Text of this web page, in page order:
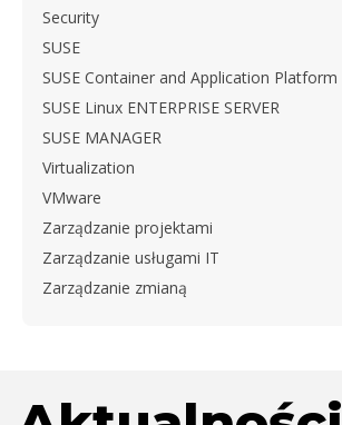
Security
SUSE
SUSE Container and Application Platform
SUSE Linux ENTERPRISE SERVER
SUSE MANAGER
Virtualization
VMware
Zarządzanie projektami
Zarządzanie usługami IT
Zarządzanie zmianą